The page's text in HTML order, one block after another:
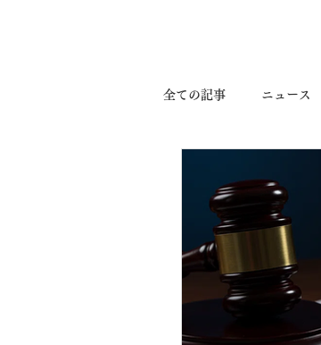
全ての記事 ニュース
頭部外傷 脳梗塞